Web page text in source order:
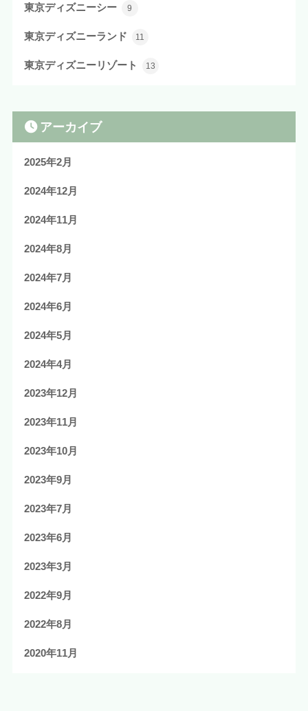
東京ディズニーシー 9
東京ディズニーランド 11
東京ディズニーリゾート 13
アーカイブ
2025年2月
2024年12月
2024年11月
2024年8月
2024年7月
2024年6月
2024年5月
2024年4月
2023年12月
2023年11月
2023年10月
2023年9月
2023年7月
2023年6月
2023年3月
2022年9月
2022年8月
2020年11月